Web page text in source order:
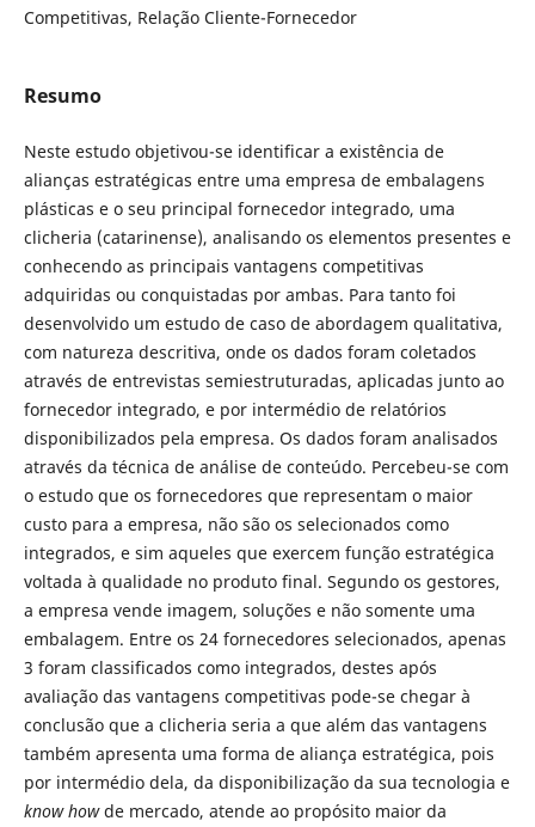
Competitivas, Relação Cliente-Fornecedor
Resumo
Neste estudo objetivou-se identificar a existência de
alianças estratégicas entre uma empresa de embalagens
plásticas e o seu principal fornecedor integrado, uma
clicheria (catarinense), analisando os elementos presentes e
conhecendo as principais vantagens competitivas
adquiridas ou conquistadas por ambas. Para tanto foi
desenvolvido um estudo de caso de abordagem qualitativa,
com natureza descritiva, onde os dados foram coletados
através de entrevistas semiestruturadas, aplicadas junto ao
fornecedor integrado, e por intermédio de relatórios
disponibilizados pela empresa. Os dados foram analisados
através da técnica de análise de conteúdo. Percebeu-se com
o estudo que os fornecedores que representam o maior
custo para a empresa, não são os selecionados como
integrados, e sim aqueles que exercem função estratégica
voltada à qualidade no produto final. Segundo os gestores,
a empresa vende imagem, soluções e não somente uma
embalagem. Entre os 24 fornecedores selecionados, apenas
3 foram classificados como integrados, destes após
avaliação das vantagens competitivas pode-se chegar à
conclusão que a clicheria seria a que além das vantagens
também apresenta uma forma de aliança estratégica, pois
por intermédio dela, da disponibilização da sua tecnologia e
know howde mercado, atende ao propósito maior da